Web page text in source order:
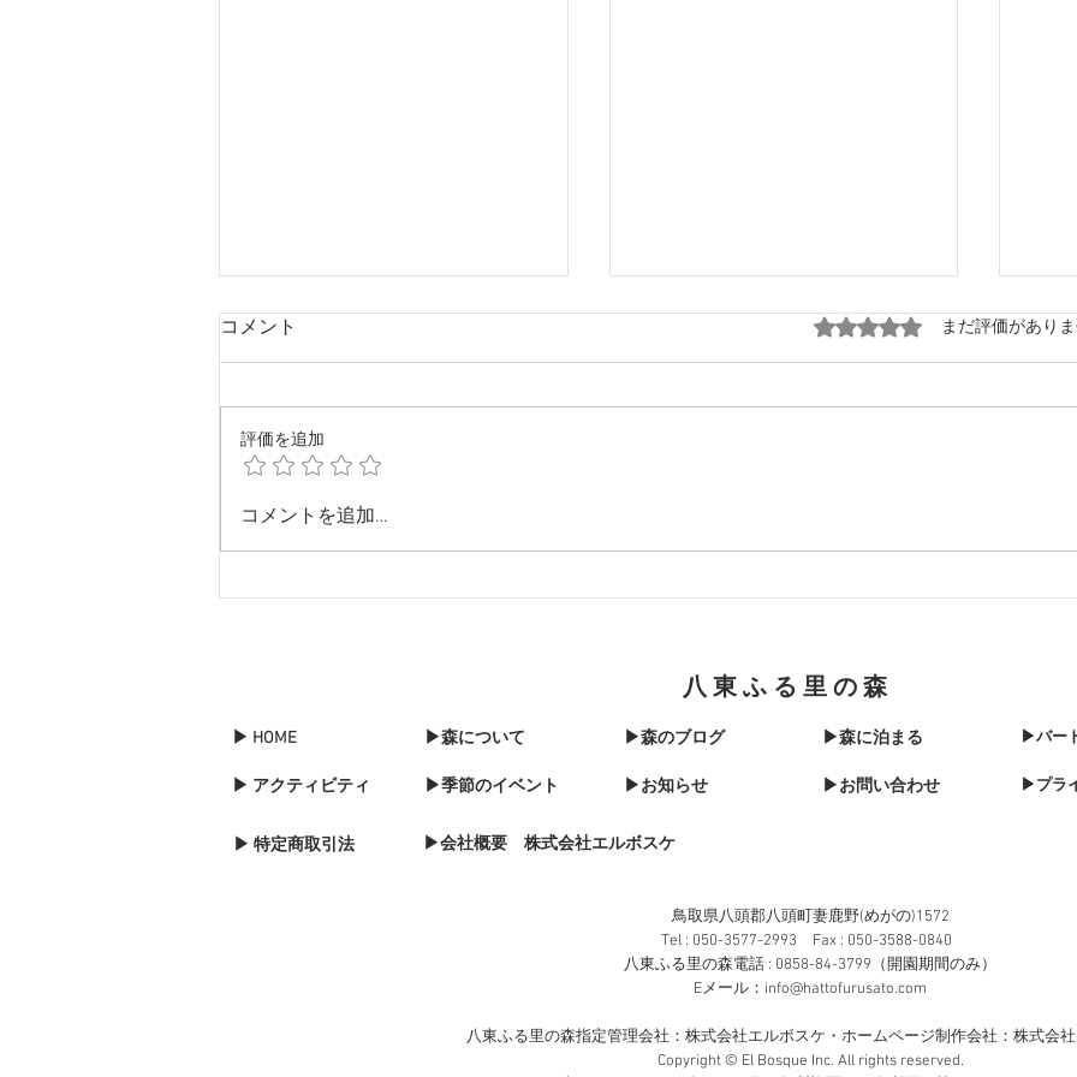
20251214 本格的に冬突入で
すね
20251204 撤収前にまた、雪
みなさん、ご無沙汰してます、あ
が、園内雪だらけではいれなかっ
が出動してくれることになってい
コメント 5つ星のうち0と評価されて
まだ評価があり
評価を追加
コメントを追加…
八東ふる里の森
▶ HOME
▶ アクティビティ
▶森について
▶季節のイベント
▶森のブログ
▶お知らせ
▶森に泊まる
▶お問い合わせ
▶バー
▶プラ
▶ 特定商取引法 ▶会社概要 株式会社エルボスケ
鳥取県八頭郡八頭町妻鹿野(めがの)1572​
Tel : 050-3577-2993 Fax : 050-3588-0840
八東ふる里の森電話 : 0858-84-3799（開園期間のみ）
​Eメール： info@hattofurusato.com
八東ふる里の森指定管理会社：株式会社エルボスケ・​ホームページ制作会社：株式会
Copyright © El Bosque Inc. All rights reserved.